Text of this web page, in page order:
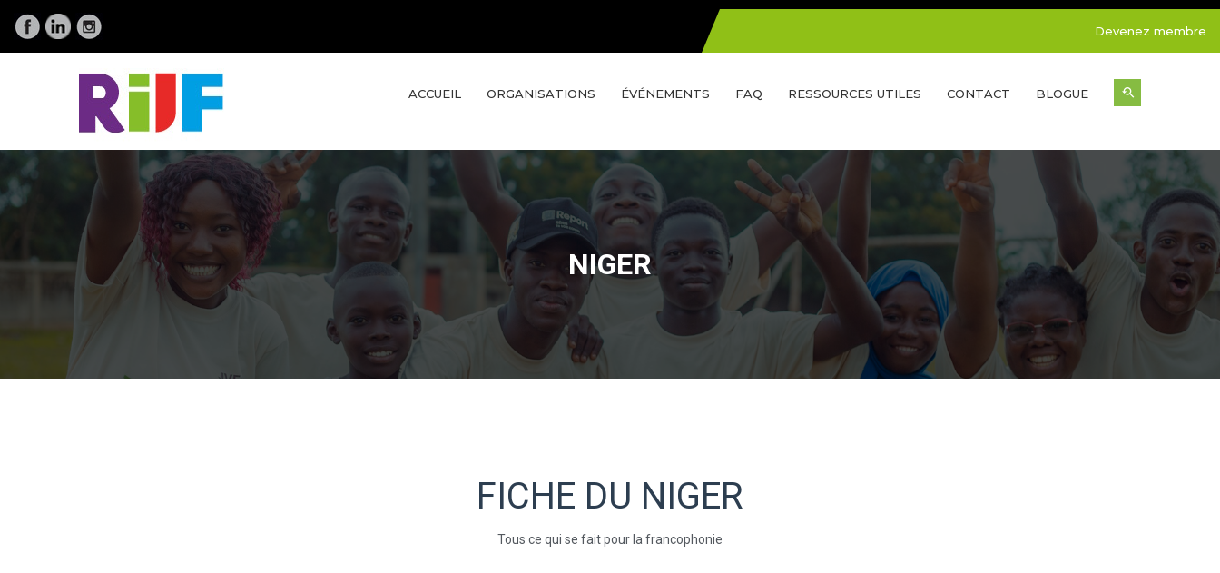
Devenez membre
ACCUEIL ORGANISATIONS ÉVÉNEMENTS FAQ RESSOURCES UTILES CONTACT BLOGUE
NIGER
FICHE DU NIGER
Tous ce qui se fait pour la francophonie